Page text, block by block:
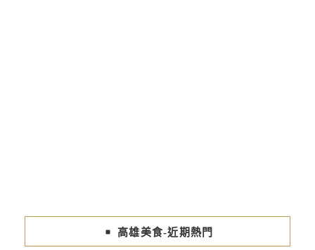
高雄美食-近期熱門